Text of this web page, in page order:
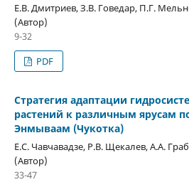
Е.В. Дмитриев, З.В. Говедар, П.Г.
(Автор)
9-32
PDF
Стратегия адаптации
растений к различным ярусам
Энмываам (Чукотка)
Е.С. Чавчавадзе, Р.В. Щекалев, А.А.
(Автор)
33-47